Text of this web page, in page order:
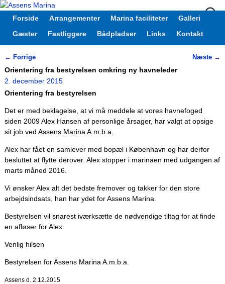
Forside Arrangementer Marina faciliteter
Galleri
Gæster
Fastliggere Bådpladser Links Kontakt
← Forrige Næste →
Orientering fra bestyrelsen omkring ny havneleder
2. december 2015
Orientering fra bestyrelsen
Det er med beklagelse, at vi må meddele at vores havnefoged
siden 2009 Alex Hansen af personlige årsager, har valgt at opsige
sit job ved Assens Marina A.m.b.a.
Alex har fået en samlever med bopæl i København og har derfor
besluttet at flytte derover. Alex stopper i marinaen med udgangen af
marts måned 2016.
Vi ønsker Alex alt det bedste fremover og takker for den store
arbejdsindsats, han har ydet for Assens Marina.
Bestyrelsen vil snarest iværksætte de nødvendige tiltag for at finde
en afløser for Alex.
Venlig hilsen
Bestyrelsen for Assens Marina A.m.b.a.
Assens d. 2.12.2015